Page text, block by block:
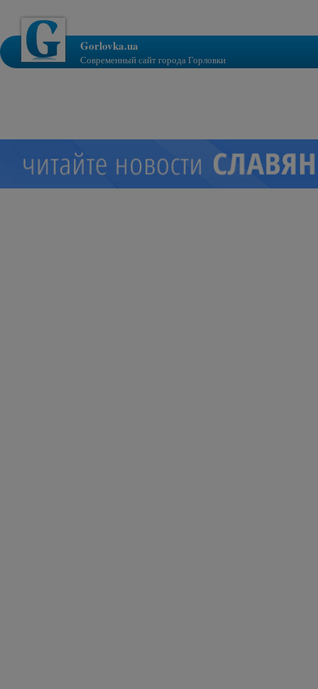
Gorlovka.ua
Современный сайт города Горловки